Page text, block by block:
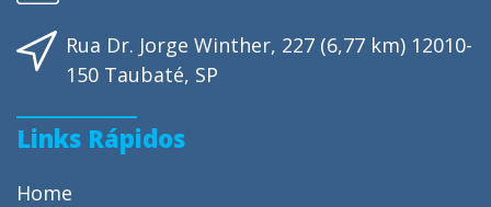
Rua Dr. Jorge Winther, 227 (6,77 km) 12010-
150 Taubaté, SP
Links Rápidos
Home